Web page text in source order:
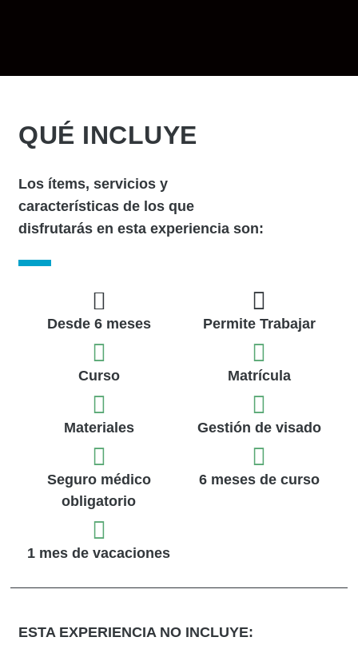
QUÉ INCLUYE
Los ítems, servicios y
características de los que
disfrutarás en esta experiencia son:
Desde 6 meses Permite Trabajar
Curso Matrícula
Materiales Gestión de visado
Seguro médico
obligatorio
6 meses de curso
1 mes de vacaciones
ESTA EXPERIENCIA NO INCLUYE: